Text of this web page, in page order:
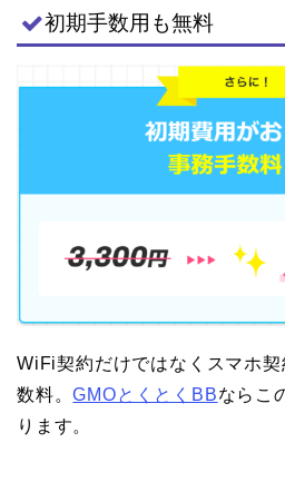
初期手数用も無料
WiFi契約だけではなくスマホ
数料。GMOとくとくBBならこ
ります。